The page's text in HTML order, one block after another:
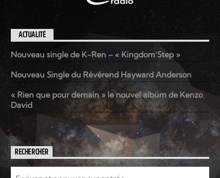
ACTUALITÉ
Nouveau single de K-Ren – « Kingdom Step »
Nouveau Single du Révérend Hayward Anderson
« Rien que pour demain » le nouvel album de Kenzo
David
RECHERCHER